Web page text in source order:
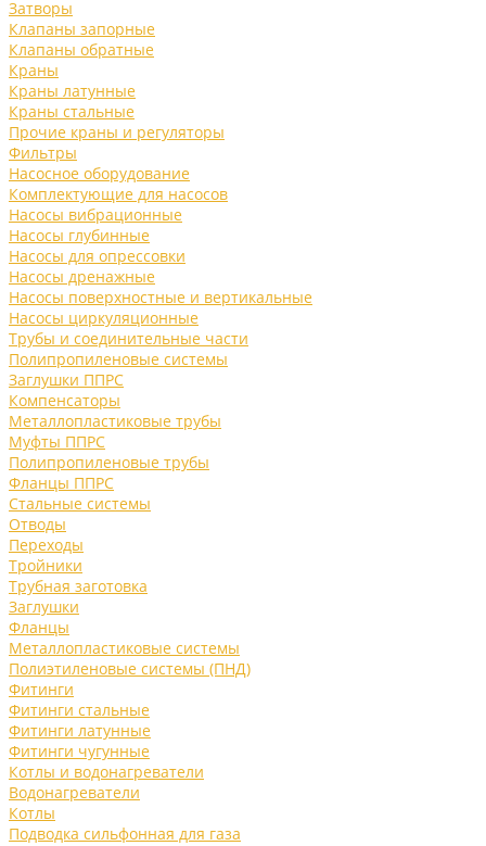
Затворы
Клапаны запорные
Клапаны обратные
Краны
Краны латунные
Краны стальные
Прочие краны и регуляторы
Фильтры
Насосное оборудование
Комплектующие для насосов
Насосы вибрационные
Насосы глубинные
Насосы для опрессовки
Насосы дренажные
Насосы поверхностные и вертикальные
Насосы циркуляционные
Трубы и соединительные части
Полипропиленовые системы
Заглушки ППРС
Компенсаторы
Металлопластиковые трубы
Муфты ППРС
Полипропиленовые трубы
Фланцы ППРС
Стальные системы
Отводы
Переходы
Тройники
Трубная заготовка
Заглушки
Фланцы
Металлопластиковые системы
Полиэтиленовые системы (ПНД)
Фитинги
Фитинги стальные
Фитинги латунные
Фитинги чугунные
Котлы и водонагреватели
Водонагреватели
Котлы
Подводка сильфонная для газа